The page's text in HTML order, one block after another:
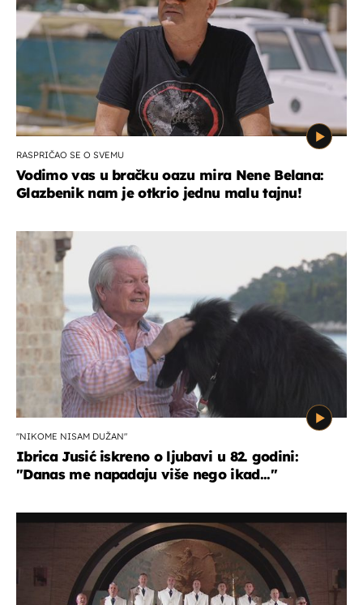
RASPRIČAO SE O SVEMU
Vodimo vas u bračku oazu mira Nene Belana:
Glazbenik nam je otkrio jednu malu tajnu!
"NIKOME NISAM DUŽAN"
Ibrica Jusić iskreno o ljubavi u 82. godini:
"Danas me napadaju više nego ikad..."